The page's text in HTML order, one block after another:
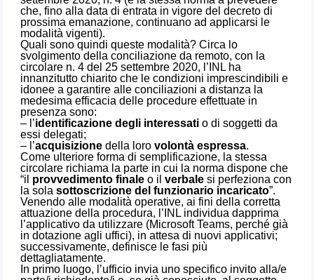
che, fino alla data di entrata in vigore del decreto di
prossima emanazione, continuano ad applicarsi le
modalità vigenti).
Quali sono quindi queste modalità? Circa lo
svolgimento della conciliazione da remoto, con la
circolare n. 4 del 25 settembre 2020, l’INL ha
innanzitutto chiarito che le condizioni imprescindibili e
idonee a garantire alle conciliazioni a distanza la
medesima efficacia delle procedure effettuate in
presenza sono:
– l’identificazione degli interessati o di soggetti da
essi delegati;
– l’acquisizione della lorovolontà espressa.
Come ulteriore forma di semplificazione, la stessa
circolare richiama la parte in cui la norma dispone che
“il provvedimento finale o ilverbale si perfeziona con
la solasottoscrizione del funzionario incaricato”.
Venendo alle modalità operative, ai fini della corretta
attuazione della procedura, l’INL individua dapprima
l’applicativo da utilizzare (Microsoft Teams, perché già
in dotazione agli uffici), in attesa di nuovi applicativi;
successivamente, definisce le fasi più
dettagliatamente.
In primo luogo, l’ufficio invia uno specifico invito alla/e